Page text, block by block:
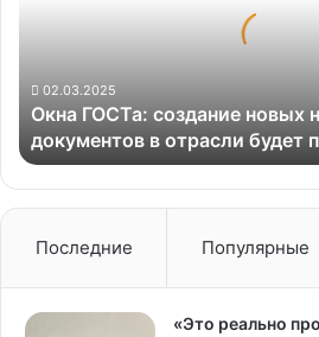
отрасли
будет
продолжено
02.03.2025
Окна ГОСТа: создание новых
документов в отрасли будет
Последние Популярные
«Это реально